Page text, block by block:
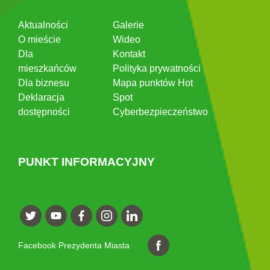
Aktualności
O mieście
Dla
mieszkańców
Dla biznesu
Deklaracja
dostępności
Galerie
Wideo
Kontakt
Polityka prywatności
Mapa punktów Hot
Spot
Cyberbezpieczeństwo
PUNKT INFORMACYJNY
Facebook Prezydenta Miasta